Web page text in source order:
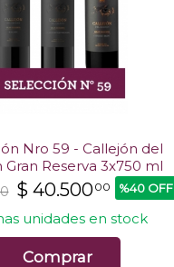
Nro 59 - Callejón del
Gran Reserva 3x750 ml
$ 40.50000 %40 OFF
unidades en stock
Comprar